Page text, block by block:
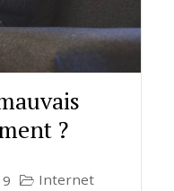
?
Internet